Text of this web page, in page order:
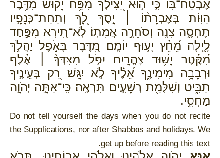
אֶבְטַח־בּֽוֹ׃ כִּ֤י ה֣וּא יַ֭צִּילְךָ מִפַּ֥ח יָק֗וּשׁ מִדֶּ֥בֶר
הַוּֽוֹת׃ בְּאֶבְרָת֨וֹ ׀ יָ֣סֶךְ לָ֭ךְ וְתַחַת־כְּנָפָ֣יו
תֶּחְסֶ֑ה צִנָּ֖ה וְסֹחֵרָ֣ה אֲמִתּֽוֹ׃ לֹֽא־תִ֭ירָא מִפַּ֣חַד
לָ֑יְלָה מֵ֝חֵ֗ץ יָע֥וּף יוֹמָֽם׃ מִ֭דֶּבֶר בָּאֹ֣פֶל יַהֲלֹ֑ךְ
מִ֝קֶּ֗טֶב יָשׁ֥וּד צׇהֳרָֽיִם׃ יִפֹּ֤ל מִצִּדְּךָ֨ ׀ אֶ֗לֶף
וּרְבָבָ֥ה מִימִינֶ֑ךָ אֵ֝לֶ֗יךָ לֹ֣א יִגָּֽשׁ׃ רַ֭ק בְּעֵינֶ֣יךָ
תַבִּ֑יט וְשִׁלֻּמַ֖ת רְשָׁעִ֣ים תִּרְאֶֽה׃ כִּֽי־אַתָּ֣ה יְהֹוָ֣ה
מַחְסִ֑י.
Do not tell yourself the days when you do not recite
the Supplications, nor after Shabbos and holidays. We
get up before reading this text.